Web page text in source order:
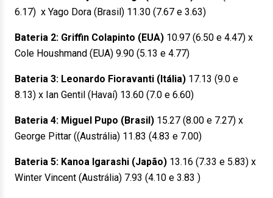
6.17) x Yago Dora (Brasil) 11.30 (7.67 e 3.63)
Bateria 2: Griffin Colapinto (EUA) 10.97 (6.50 e 4.47) x
Cole Houshmand (EUA) 9.90 (5.13 e 4.77)
Bateria 3: Leonardo Fioravanti (Itália) 17.13 (9.0 e
8.13) x Ian Gentil (Havaí) 13.60 (7.0 e 6.60)
Bateria 4: Miguel Pupo (Brasil) 15.27 (8.00 e 7.27) x
George Pittar ((Austrália) 11.83 (4.83 e 7.00)
Bateria 5: Kanoa Igarashi (Japão) 13.16 (7.33 e 5.83) x
Winter Vincent (Austrália) 7.93 (4.10 e 3.83 )